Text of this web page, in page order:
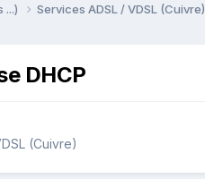
...) Services ADSL / VDSL (Cuivre)
DHCP
(Cuivre)